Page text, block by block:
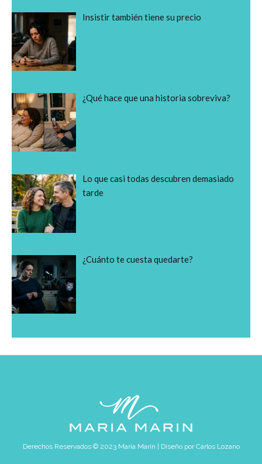
Insistir también tiene su precio
¿Qué hace que una historia sobreviva?
Lo que casi todas descubren demasiado
tarde
¿Cuánto te cuesta quedarte?
Derechos Reservados © 2023 María Marín | Diseño porCarlos Lozano